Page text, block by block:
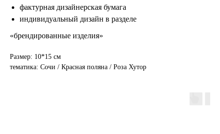
фактурная дизайнерская бумага
индивидуальный дизайн в разделе
«брендированные изделия»
Размер: 10*15 см
тематика: Сочи / Красная поляна / Роза Хутор